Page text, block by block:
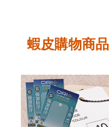
蝦皮購物商品